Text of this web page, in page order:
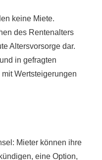
keine Miete.
des Rentenalters
Altersvorsorge dar.
in gefragten
Wertsteigerungen
Mieter können ihre
eine Option,